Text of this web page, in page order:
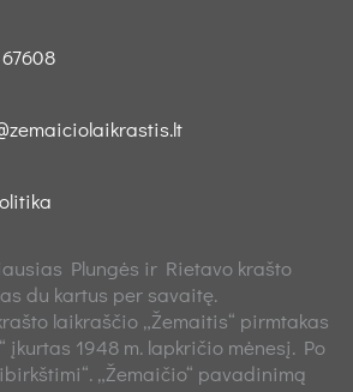
67608
Plungės ir Rietavo krašto
du kartus per savaitę.
laikraščio „Žemaitis“ pirmtakas
įkurtas 1948 m. lapkričio mėnesį. Po
„Žemaičio“ pavadinimą